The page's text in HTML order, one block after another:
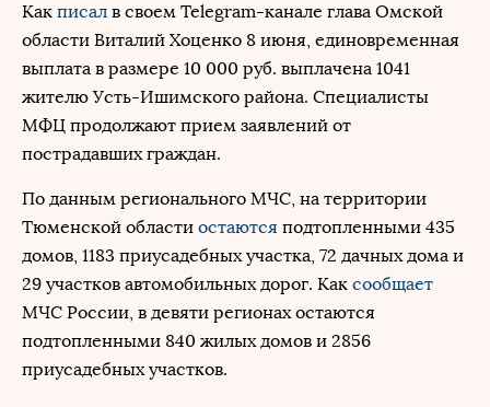
Как писал в своем Telegram-канале глава Омской
области Виталий Хоценко 8 июня, единовременная
выплата в размере 10 000 руб. выплачена 1041
жителю Усть-Ишимского района. Специалисты
МФЦ продолжают прием заявлений от
пострадавших граждан.
По данным регионального МЧС, на территории
Тюменской области остаются подтопленными 435
домов, 1183 приусадебных участка, 72 дачных дома и
29 участков автомобильных дорог. Как сообщает
МЧС России, в девяти регионах остаются
подтопленными 840 жилых домов и 2856
приусадебных участков.